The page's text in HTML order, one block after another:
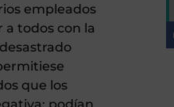
empleados
todos con la
que los